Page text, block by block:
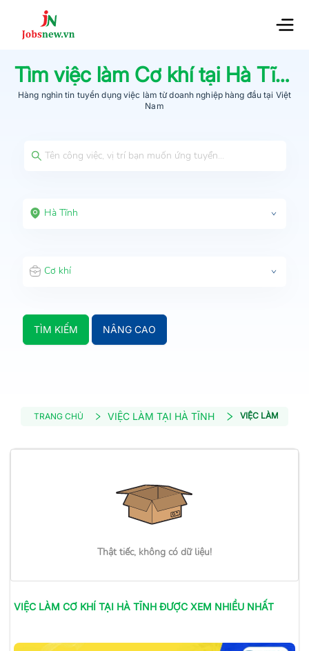
Tìm việc làm Cơ khítại Hà Tĩnh
Hàng nghìn tin tuyển dụng việc làm từdoanh nghiệp hàng đầu tại Việt
Nam
Hà Tĩnh
Cơ khí
TÌM KIẾM NÂNG CAO
TRANG CHỦ VIỆC LÀM TẠI HÀ TĨNH VIỆC LÀM CƠ KHÍ
Thật tiếc, không có dữ liệu!
VIỆC LÀM CƠ KHÍ TẠI HÀ TĨNH ĐƯỢC XEM NHIỀU NHẤT